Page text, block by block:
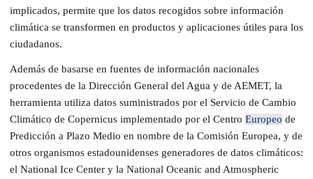
implicados, permite que los datos recogidos sobre información
climática se transformen en productos y aplicaciones útiles para los
ciudadanos.
Además de basarse en fuentes de información nacionales
procedentes de la Dirección General del Agua y de AEMET, la
herramienta utiliza datos suministrados por el Servicio de Cambio
Climático de Copernicus implementado por el Centro Europeo de
Predicción a Plazo Medio en nombre de la Comisión Europea, y de
otros organismos estadounidenses generadores de datos climáticos:
el National Ice Center y la National Oceanic and Atmospheric